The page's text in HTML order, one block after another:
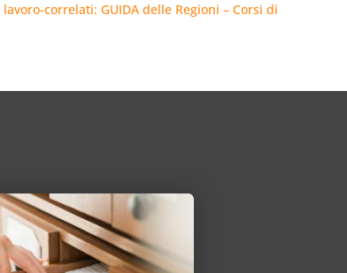
lavoro-correlati: GUIDA delle Regioni – Corsi di